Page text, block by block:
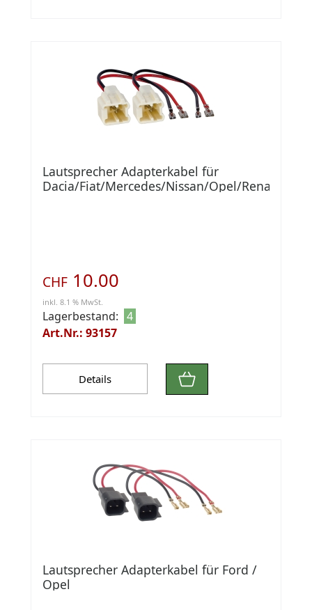
Lautsprecher Adapterkabel für
Dacia/Fiat/Mercedes/Nissan/Opel/Renault
CHF 10.00
inkl. 8.1 % MwSt.
Lagerbestand: 4
Art.Nr.: 93157
Details
Lautsprecher Adapterkabel für Ford /
Opel